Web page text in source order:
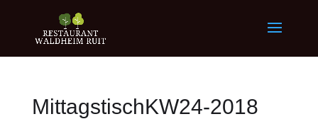
MittagstischKW24-2018